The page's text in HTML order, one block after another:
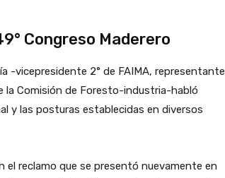
Congreso Maderero
-vicepresidente 2° de FAIMA, representante
la Comisión de Foresto-industria-habló
y las posturas establecidas en diversos
el reclamo que se presentó nuevamente en